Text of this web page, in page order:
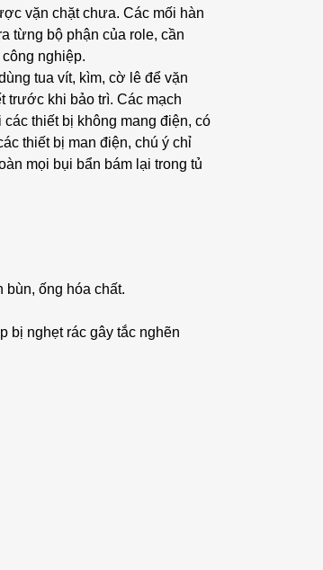
vặn chặt chưa. Các mối hàn
từng bộ phận của role, cần
nghiệp.
tua vít, kìm, cờ lê để vặn
trước khi bảo trì. Các mạch
thiết bị không mang điện, có
thiết bị man điện, chú ý chỉ
mọi bụi bẩn bám lại trong tủ
ống hóa chất.
bị nghẹt rác gây tắc nghẽn